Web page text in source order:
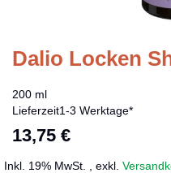
Dalio Locken
200 ml
Lieferzeit1-3 Werktage*
13,75 €
Inkl. 19% MwSt. exkl.
Zum